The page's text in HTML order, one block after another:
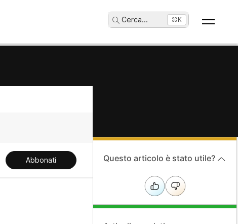
Cerca... ⌘K
Abbonati Questo articolo è stato utile?